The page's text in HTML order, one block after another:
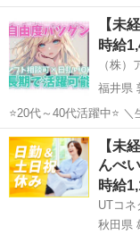
月払い選択可能) ◆お仕事内容 日用品を扱う倉庫にてリーチフォーク
でのピッキング、入出荷作業 ◇高時給＆残業でガッツリ
土日祝休...
倉
【未
時給
（株）
福井県
⭐20代～40代活躍中⭐ ＼生活サポート抜群！／「住む場所がない…」
そんなお悩みをお持ちの方必
コーディネーターがサポートします
0...
福井 敦賀市 倉
【未
んべ
時給
UTコネ
秋田県